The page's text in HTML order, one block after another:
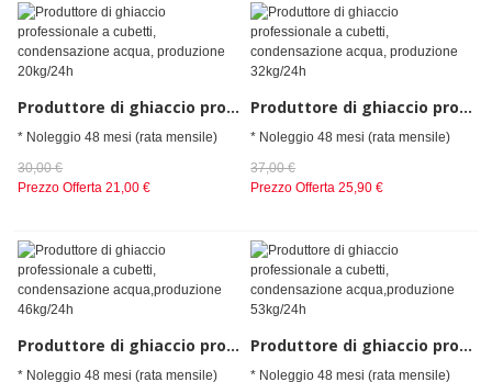
Produttore di ghiaccio professionale a cubetti, condensazione acqua, produzione 20kg/24h
* Noleggio 48 mesi (rata mensile)
30,00 €
Prezzo Offerta 21,00 €
Produttore di ghiaccio professionale a cubetti, condensazione acqua, produzione 32kg/24h
* Noleggio 48 mesi (rata mensile)
37,00 €
Prezzo Offerta 25,90 €
Produttore di ghiaccio professionale a cubetti, condensazione acqua,produzione 46kg/24h
* Noleggio 48 mesi (rata mensile)
Produttore di ghiaccio professionale a cubetti, condensazione acqua,produzione 53kg/24h
* Noleggio 48 mesi (rata mensile)